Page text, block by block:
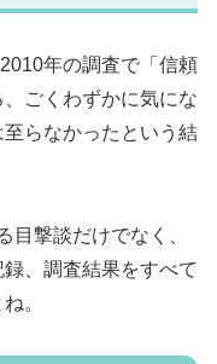
年の調査で「信頼
ごくわずかに気にな
らなかったという結
撃談だけでなく、
、調査結果をすべて
。